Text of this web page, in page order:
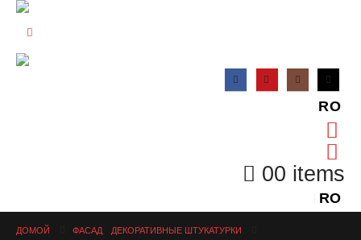
RO
00 items
RO
ДОМОЙ ФАСАД
ДЕКОРАТИВНЫЕ ШТУКАТУРКИ